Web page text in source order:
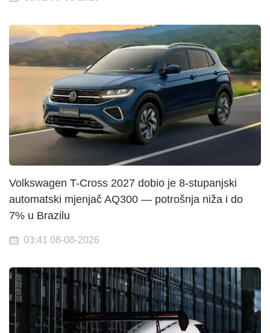
Volkswagen T-Cross 2027 dobio je 8-stupanjski
automatski mjenjač AQ300 — potrošnja niža i do
7% u Brazilu
03:41 08-08-2026